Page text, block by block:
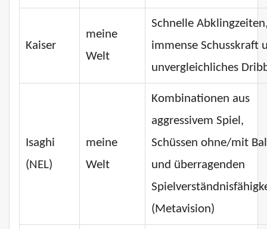
Kaiser
meine
Welt
Schnelle
immense Schusskraft
unvergleichliches
Isaghi
(NEL)
meine
Welt
Kombinationen aus
aggressivem Spiel,
Schüssen ohne/mit
und überragenden
(Metavision)